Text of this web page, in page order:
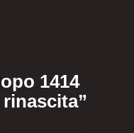
1414